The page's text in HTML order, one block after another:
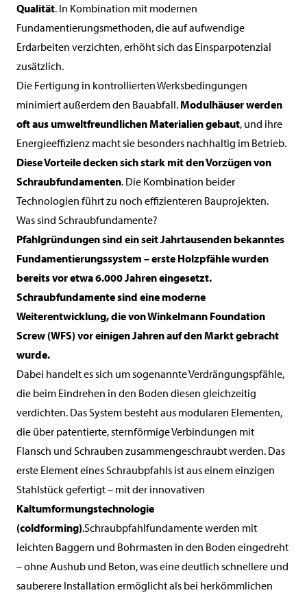
Qualität. In Kombination mit modernen
Fundamentierungsmethoden, die auf aufwendige
Erdarbeiten verzichten, erhöht sich das Einsparpotenzial
zusätzlich.
Die Fertigung in kontrollierten Werksbedingungen
minimiert außerdem den Bauabfall.Modulhäuser werden
oft aus umweltfreundlichen Materialien gebaut, und ihre
Energieeffizienz macht sie besonders nachhaltig im Betrieb.
Diese Vorteile decken sich stark mit den Vorzügen von
Schraubfundamenten. Die Kombination beider
Technologien führt zu noch effizienteren Bauprojekten.
Was sind Schraubfundamente?
Pfahlgründungen sind ein seit Jahrtausenden bekanntes
Fundamentierungssystem – erste Holzpfähle wurden
bereits vor etwa 6.000 Jahren eingesetzt.
Schraubfundamente sind eine moderne
Weiterentwicklung, die von Winkelmann Foundation
Screw (WFS) vor einigen Jahren auf den Markt gebracht
wurde.
Dabei handelt es sich um sogenannte Verdrängungspfähle,
die beim Eindrehen in den Boden diesen gleichzeitig
verdichten. Das System besteht aus modularen Elementen,
die über patentierte, sternförmige Verbindungen mit
Flansch und Schrauben zusammengeschraubt werden. Das
erste Element eines Schraubpfahls ist aus einem einzigen
Stahlstück gefertigt – mit der innovativen
Kaltumformungstechnologie
(coldforming).Schraubpfahlfundamente werden mit
leichten Baggern und Bohrmasten in den Boden eingedreht
– ohne Aushub und Beton, was eine deutlich schnellere und
sauberere Installation ermöglicht als bei herkömmlichen